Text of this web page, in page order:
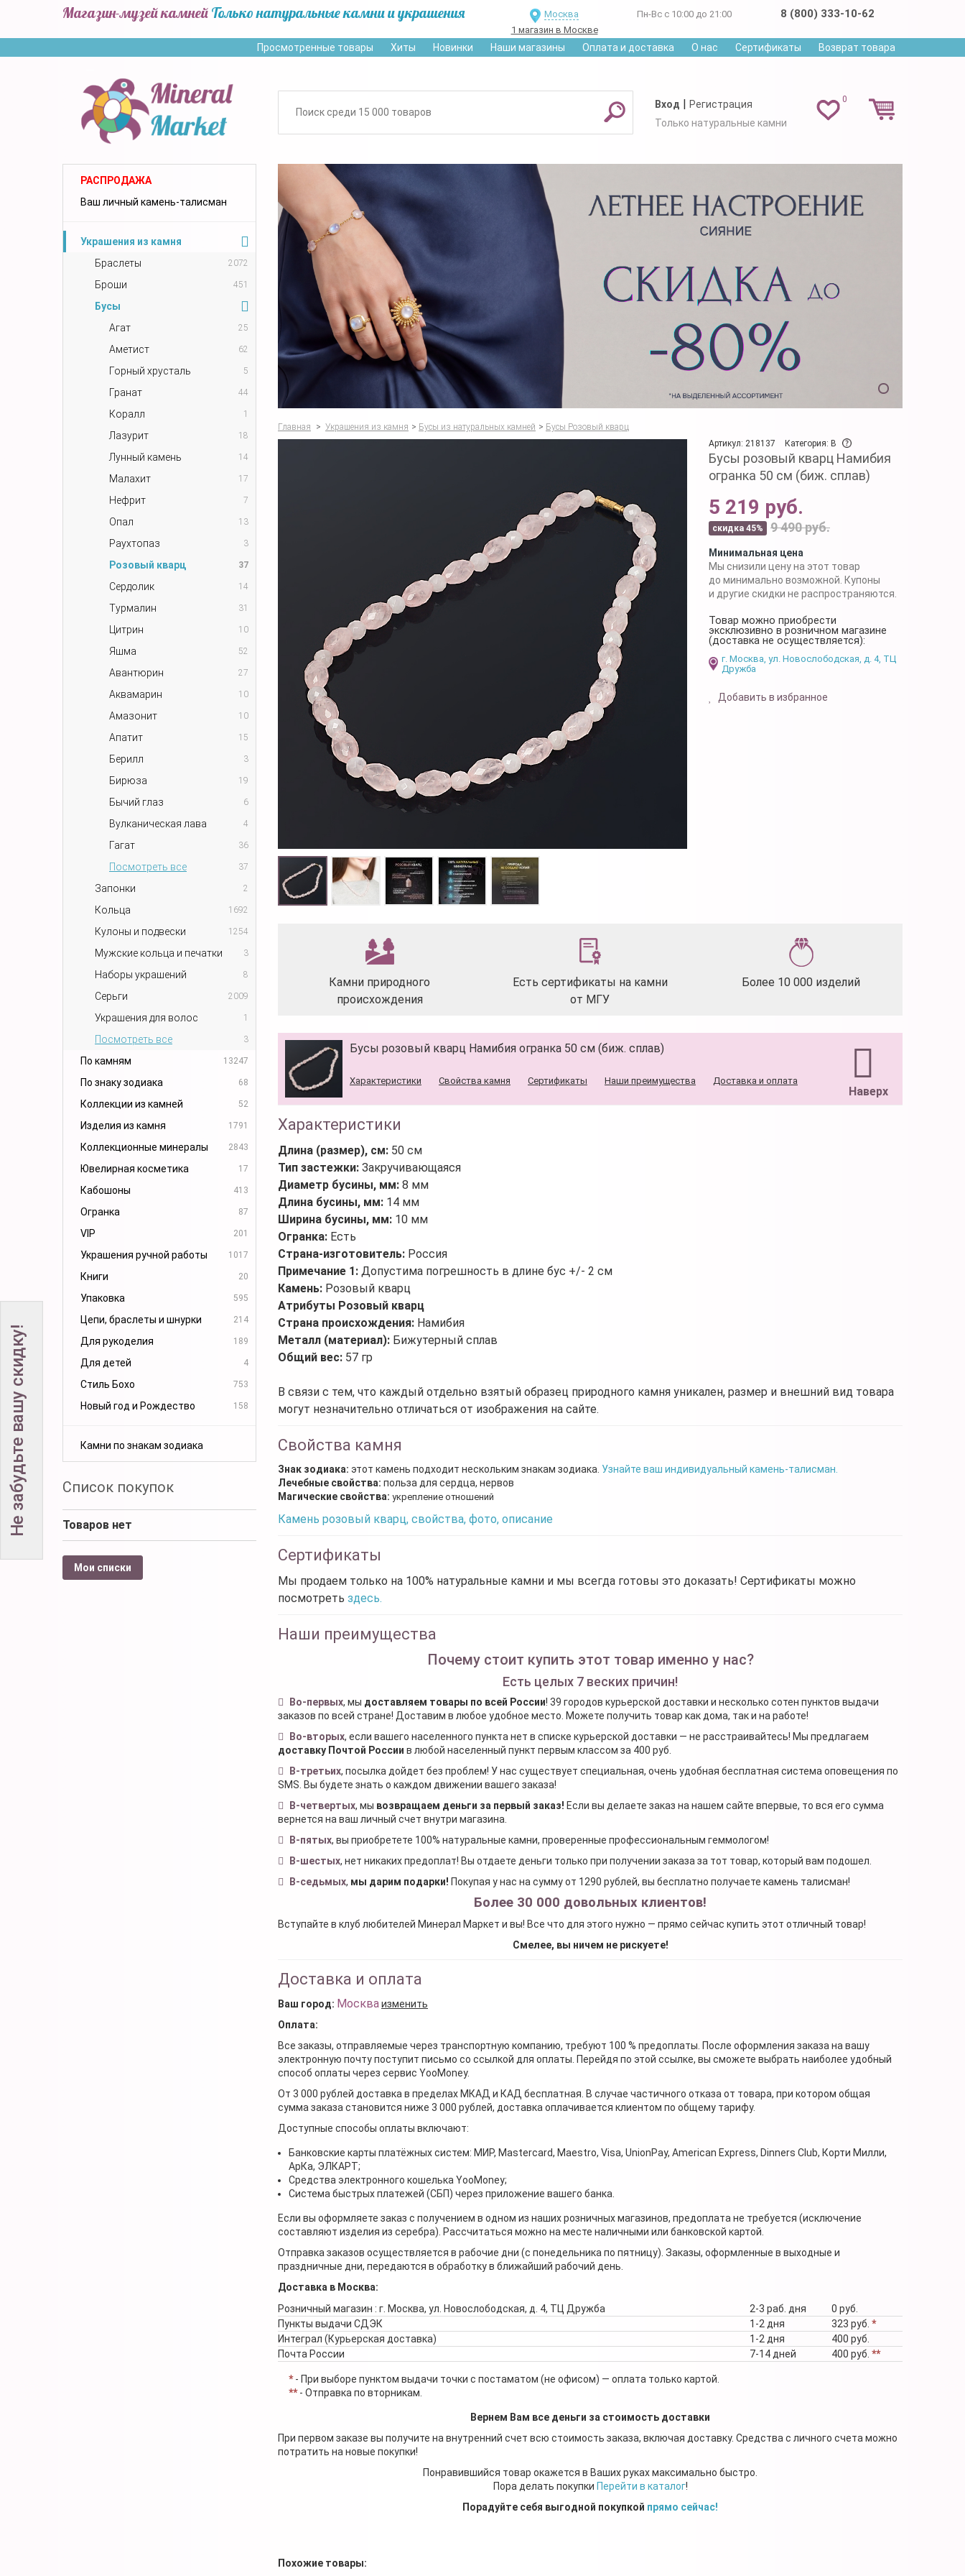
Магазин-музей камней Только натуральные камни и украшения
Москва
1 магазин в Москве
Пн-Вс с 10:00 до 21:00 8 (800) 333-10-62
Просмотренные товары Хиты Новинки Наши магазины Оплата и доставка О нас Сертификаты Возврат товара
0
Вход | Регистрация
Только натуральные камни
РАСПРОДАЖА
Ваш личный камень-талисман
Украшения из камня
Браслеты
2072
Броши 451
Бусы
Агат
25
Аметист 62
Горный хрусталь 5
Гранат 44
Коралл 1
Лазурит 18
Лунный камень 14
Малахит 17
Нефрит 7
Опал 13
Раухтопаз 3
Розовый кварц 37
Сердолик 14
Турмалин 31
Цитрин 10
Яшма 52
Авантюрин 27
Аквамарин 10
Амазонит 10
Апатит 15
Берилл 3
Бирюза 19
Бычий глаз 6
Вулканическая лава 4
Гагат 36
Посмотреть все 37
Запонки 2
Кольца 1692
Кулоны и подвески 1254
Мужские кольца и печатки 3
Наборы украшений 8
Серьги 2009
Украшения для волос 1
Посмотреть все 3
По камням 13247
По знаку зодиака 68
Коллекции из камней 52
Изделия из камня 1791
Коллекционные минералы 2843
Ювелирная косметика 17
Кабошоны 413
Огранка 87
VIP 201
Украшения ручной работы 1017
Книги 20
Упаковка 595
Цепи, браслеты и шнурки 214
Для рукоделия 189
Для детей 4
Стиль Бохо 753
Новый год и Рождество 158
Камни по знакам зодиака
Список покупок
Товаров нет
Мои списки
Главная > Украшения из камня > Бусы из натуральных камней > Бусы Розовый кварц
Артикул: 218137
Категория: B
Бусы розовый кварц Намибия
огранка 50 см (биж. сплав)
5 219 руб.
скидка 45% 9 490 руб.
Минимальная цена
Мы снизили цену на этот товар
до минимально возможной. Купоны
и другие скидки не распространяются.
Товар можно приобрести
эксклюзивно в розничном магазине
(доставка не осуществляется):
г. Москва, ул. Новослободская, д. 4, ТЦ
Дружба
Добавить в избранное
Камни природного
происхождения
Есть сертификаты на камни
от МГУ
Более 10 000 изделий
Бусы розовый кварц Намибия огранка 50 см (биж. сплав)
Наверх
Характеристики Свойства камня Сертификаты Наши преимущества Доставка и оплата
Характеристики
Длина (размер), см: 50 см
Тип застежки: Закручивающаяся
Диаметр бусины, мм: 8 мм
Длина бусины, мм: 14 мм
Ширина бусины, мм: 10 мм
Огранка: Есть
Страна-изготовитель: Россия
Примечание 1: Допустима погрешность в длине бус +/- 2 см
Камень: Розовый кварц
Атрибуты Розовый кварц
Страна происхождения: Намибия
Металл (материал): Бижутерный сплав
Общий вес: 57 гр
В связи с тем, что каждый отдельно взятый образец природного камня уникален, размер и внешний вид товара
могут незначительно отличаться от изображения на сайте.
Свойства камня
Знак зодиака: этот камень подходит нескольким знакам зодиака. Узнайте ваш индивидуальный камень-талисман.
Лечебные свойства: польза для сердца, нервов
Магические свойства: укрепление отношений
Камень розовый кварц, свойства, фото, описание
Сертификаты
Мы продаем только на 100% натуральные камни и мы всегда готовы это доказать! Сертификаты можно
посмотреть здесь.
Наши преимущества
Почему стоит купить этот товар именно у нас?
Есть целых 7 веских причин!
Во-первых, мы доставляем товары по всей России! 39 городов курьерской доставки и несколько сотен пунктов выдачи
заказов по всей стране! Доставим в любое удобное место. Можете получить товар как дома, так и на работе!
Во-вторых, если вашего населенного пункта нет в списке курьерской доставки — не расстраивайтесь! Мы предлагаем
доставку Почтой России в любой населенный пункт первым классом за 400 руб.
В-третьих, посылка дойдет без проблем! У нас существует специальная, очень удобная бесплатная система оповещения по
SMS. Вы будете знать о каждом движении вашего заказа!
В-четвертых, мы возвращаем деньги за первый заказ! Если вы делаете заказ на нашем сайте впервые, то вся его сумма
вернется на ваш личный счет внутри магазина.
В-пятых, вы приобретете 100% натуральные камни, проверенные профессиональным геммологом!
В-шестых, нет никаких предоплат! Вы отдаете деньги только при получении заказа за тот товар, который вам подошел.
В-седьмых, мы дарим подарки! Покупая у нас на сумму от 1290 рублей, вы бесплатно получаете камень талисман!
Более 30 000 довольных клиентов!
Вступайте в клуб любителей Минерал Маркет и вы! Все что для этого нужно — прямо сейчас купить этот отличный товар!
Смелее, вы ничем не рискуете!
Доставка и оплата
Ваш город: Москваизменить
Оплата:
Все заказы, отправляемые через транспортную компанию, требуют 100 % предоплаты. После оформления заказа на вашу
электронную почту поступит письмо со ссылкой для оплаты. Перейдя по этой ссылке, вы сможете выбрать наиболее удобный
способ оплаты через сервис YooMoney.
От 3 000 рублей доставка в пределах МКАД и КАД бесплатная. В случае частичного отказа от товара, при котором общая
сумма заказа становится ниже 3 000 рублей, доставка оплачивается клиентом по общему тарифу.
Доступные способы оплаты включают:
Банковские карты платёжных систем: МИР, Mastercard, Maestro, Visa, UnionPay, American Express, Dinners Club, Корти Милли,
АрКа, ЭЛКАРТ;
Средства электронного кошелька YooMoney;
Система быстрых платежей (СБП) через приложение вашего банка.
Если вы оформляете заказ с получением в одном из наших розничных магазинов, предоплата не требуется (исключение
составляют изделия из серебра). Рассчитаться можно на месте наличными или банковской картой.
Отправка заказов осуществляется в рабочие дни (с понедельника по пятницу). Заказы, оформленные в выходные и
праздничные дни, передаются в обработку в ближайший рабочий день.
Доставка в Москва:
Розничный магазин : г. Москва, ул. Новослободская, д. 4, ТЦ Дружба
2-3 раб. дня
0 руб.
Пункты выдачи СДЭК
1-2 дня 323 руб. *
Интеграл (Курьерская доставка)
1-2 дня
400 руб.
Почта России
7-14 дней 400 руб. **
*- При выборе пунктом выдачи точки с постаматом (не офисом) — оплата только картой.
**- Отправка по вторникам.
Вернем Вам все деньги за стоимость доставки
При первом заказе вы получите на внутренний счет всю стоимость заказа, включая доставку. Средства с личного счета можно
потратить на новые покупки!
Понравившийся товар окажется в Ваших руках максимально быстро.
Пора делать покупки Перейти в каталог!
Порадуйте себя выгодной покупкой прямо сейчас!
Похожие товары:
Не забудьте вашу скидку!